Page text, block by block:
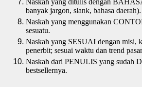
banyak jargon, slank, bahasa daerah).
Naskah yang menggunakan
sesuatu.
Naskah yang SESUAI dengan misi,
penerbit; sesuai waktu dan trend
Naskah dari PENULIS yang sudah
bestsellernya.